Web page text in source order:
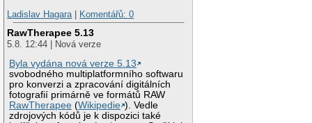
Ladislav Hagara| Komentářů: 0
RawTherapee 5.13
5.8. 12:44 | Nová verze
Byla vydána nová verze 5.13
svobodného multiplatformního softwaru
pro konverzi a zpracování digitálních
fotografií primárně ve formátů RAW
RawTherapee (Wikipedie ). Vedle
zdrojových kódů je k dispozici také